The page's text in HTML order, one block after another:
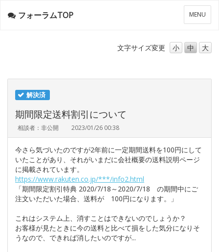
メ
ニ
ー
MENU
フォーラムTOP
文字サイズ変更 小 中 大
解決済
期間限定送料割引について
相談者：非公開 2023/01/26 00:38
今さら気づいたのですが2年前に一定期間送料を100円にして
いたことがあり、それがいまだに会社概要の送料説明ページ
に掲載されています。
https://www.rakuten.co.jp/***/info2.html
「期間限定割引特典 2020/7/18～2020/7/18 の期間中にご
注文いただいた場合、送料が 100円になります。」
これはシステム上、消すことはできないのでしょうか？
お客様が見たときに今の送料と比べて損をした気分になりそ
うなので、できれば消したいのですが...